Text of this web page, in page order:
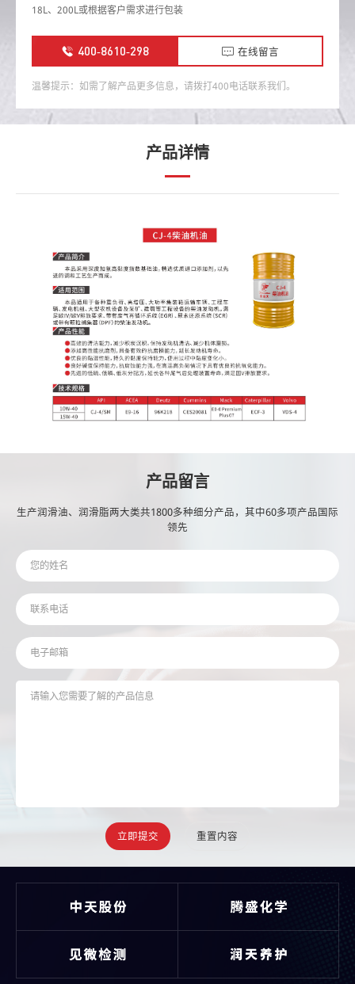
18L、200L或根据客户需求进行包装
400-8610-298 在线留言
温馨提示：如需了解产品更多信息，请拨打400电话联系我们。
产品详情
产品留言
生产润滑油、润滑脂两大类共1800多种细分产品，其中60多项产品国际
领先